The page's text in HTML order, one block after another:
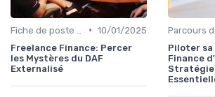
• 10/01/2025
Freelance Finance: Percer
les Mystères du DAF
Externalisé
Piloter sa
Finance